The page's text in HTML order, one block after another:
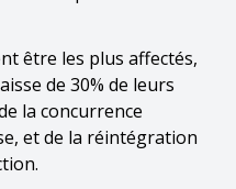
être les plus affectés,
de 30% de leurs
la concurrence
et de la réintégration